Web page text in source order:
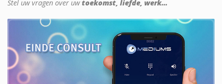
Stel uw vragen over uwtoekomst, liefde, werk...